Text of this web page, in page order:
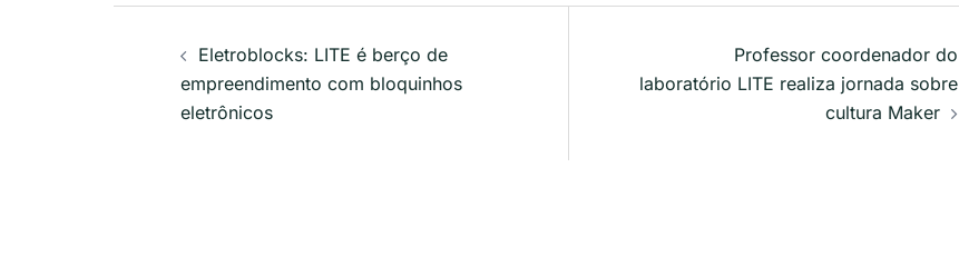
Navegação
Eletroblocks: LITE é berço de
empreendimento com bloquinhos
eletrônicos
Professor coordenador do
laboratório LITE realiza jornada sobre
cultura Maker